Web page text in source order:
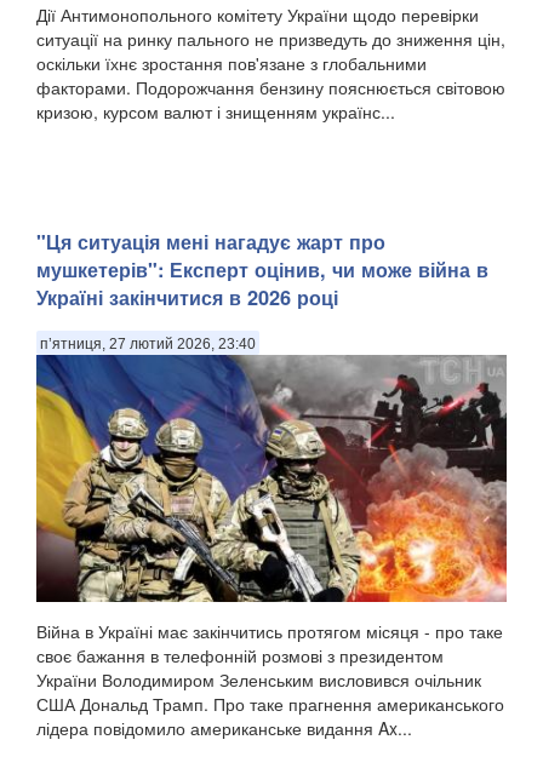
Дії Антимонопольного комітету України щодо перевірки
ситуації на ринку пального не призведуть до зниження цін,
оскільки їхнє зростання пов'язане з глобальними
факторами. Подорожчання бензину пояснюється світовою
кризою, курсом валют і знищенням українс...
"Ця ситуація мені нагадує жарт про
мушкетерів": Експерт оцінив, чи може війна в
Україні закінчитися в 2026 році
п’ятниця, 27 лютий 2026, 23:40
Війна в Україні має закінчитись протягом місяця - про таке
своє бажання в телефонній розмові з президентом
України Володимиром Зеленським висловився очільник
США Дональд Трамп. Про таке прагнення американського
лідера повідомило американське видання Ax...